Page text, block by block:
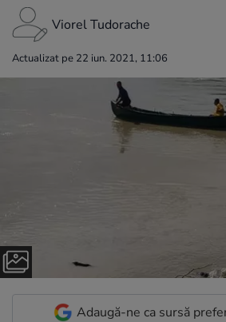
Viorel Tudorache
Actualizat pe 22 iun. 2021, 11:06
Adaugă-ne ca sursă